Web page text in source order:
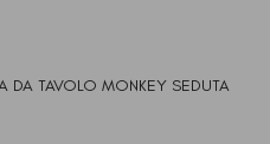
DA TAVOLO MONKEY SEDUTA